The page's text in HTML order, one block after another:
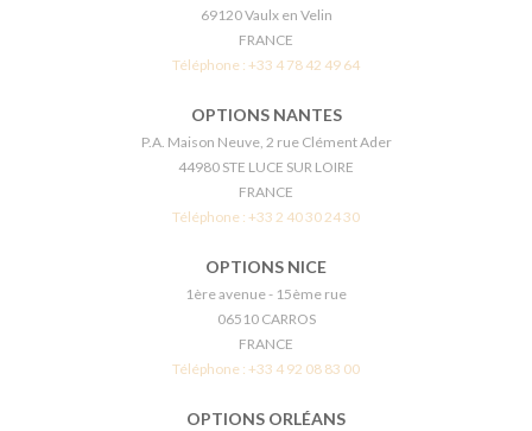
69120 Vaulx en Velin
FRANCE
Téléphone : +33 4 78 42 49 64
OPTIONS NANTES
P.A. Maison Neuve, 2 rue Clément Ader
44980 STE LUCE SUR LOIRE
FRANCE
Téléphone : +33 2 40 30 24 30
OPTIONS NICE
1ère avenue - 15ème rue
06510 CARROS
FRANCE
Téléphone : +33 4 92 08 83 00
OPTIONS ORLÉANS